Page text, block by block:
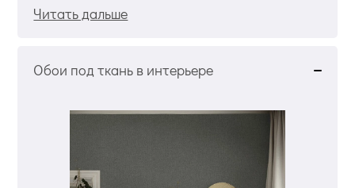
Читать дальше
Обои под ткань в интерьере